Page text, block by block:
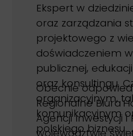
Ekspert w
oraz zarządzania
projektowego z
doświadczeniem
publicznej,
oraz konsultingu.
organizacyjnym,
komunikacyjnym
polskiego biznesu.
Obecnie
Regionalne Biura
Agencji Inwestycji i